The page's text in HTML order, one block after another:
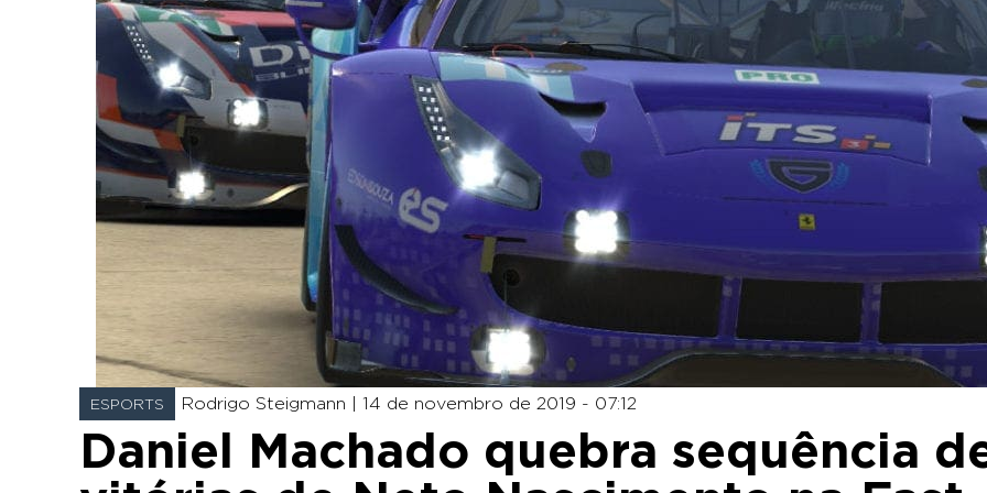
ESPORTS Rodrigo Steigmann | 14 de novembro de 2019 - 07:12
Daniel Machado quebra sequência